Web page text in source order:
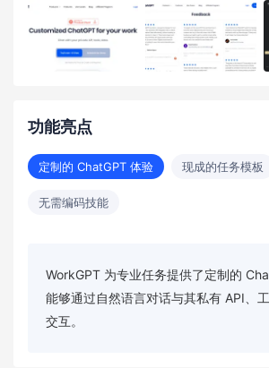
功能亮点
定制的 ChatGPT 体验 现成的任务模板
无需编码技能
WorkGPT 为专业任务提供了定制的
能够通过自然语言对话与其私有 API、
交互。